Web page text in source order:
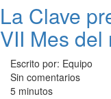
La Clave
VII Mes del
Escrito por: Equipo
Sin comentarios
5 minutos